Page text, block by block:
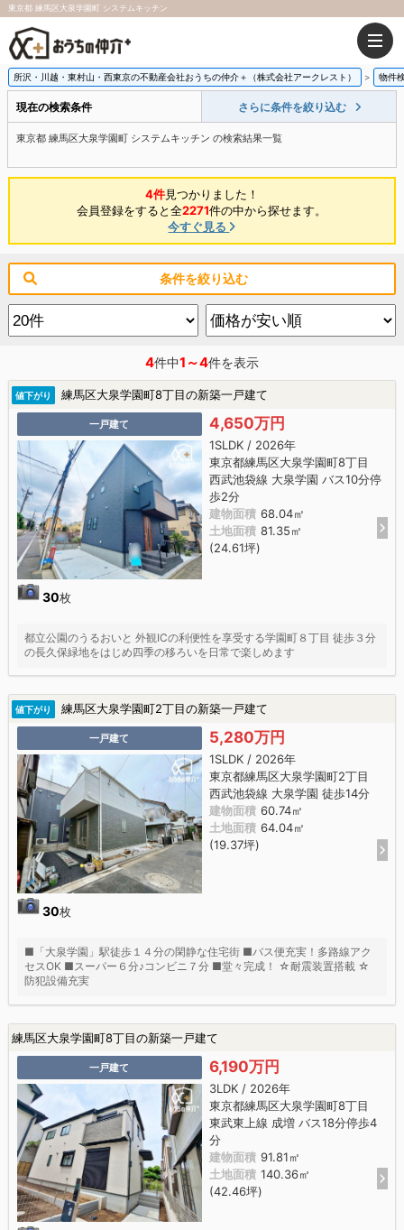
東京都 練馬区大泉学園町 システムキッチン
所沢・川越・東村山・西東京の不動産会社おうちの仲介＋（株式会社アークレスト） 物件
現在の検索条件 さらに条件を絞り込む
東京都 練馬区大泉学園町 システムキッチン の検索結果一覧
4件見つかりました！
会員登録をすると全2271件の中から探せます。
今すぐ見る
条件を絞り込む
4件中1～4件を表示
値下がり 練馬区大泉学園町8丁目の新築一戸建て
一戸建て
30枚
4,650万円
1SLDK / 2026年
東京都練馬区大泉学園町8丁目
西武池袋線 大泉学園 バス10分停
歩2分
建物面積 68.04㎡
土地面積 81.35㎡
(24.61坪)
都立公園のうるおいと 外観ICの利便性を享受する学園町８丁目 徒歩３分
の長久保緑地をはじめ四季の移ろいを日常で楽しめます
値下がり 練馬区大泉学園町2丁目の新築一戸建て
一戸建て
30枚
5,280万円
1SLDK / 2026年
東京都練馬区大泉学園町2丁目
西武池袋線 大泉学園 徒歩14分
建物面積 60.74㎡
土地面積 64.04㎡
(19.37坪)
■「大泉学園」駅徒歩１４分の閑静な住宅街 ■バス便充実！多路線アク
セスOK ■スーパー６分♪コンビニ７分 ■堂々完成！ ☆耐震装置搭載 ☆
防犯設備充実
練馬区大泉学園町8丁目の新築一戸建て
一戸建て 6,190万円
3LDK / 2026年
東京都練馬区大泉学園町8丁目
東武東上線 成増 バス18分停歩4
分
建物面積 91.81㎡
土地面積 140.36㎡
(42.46坪)